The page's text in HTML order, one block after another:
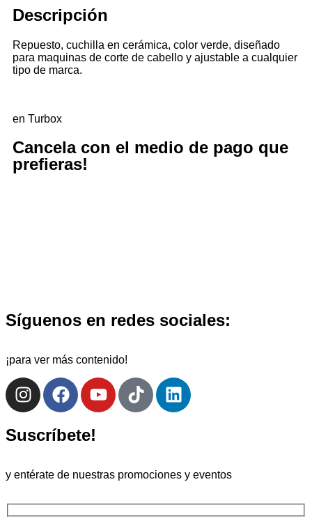
Descripción
Repuesto, cuchilla en cerámica, color verde, diseñado
para maquinas de corte de cabello y ajustable a cualquier
tipo de marca.
en Turbox
Cancela con el medio de pago que
prefieras!
Síguenos en redes sociales:
¡para ver más contenido!
Suscríbete!
y entérate de nuestras promociones y eventos